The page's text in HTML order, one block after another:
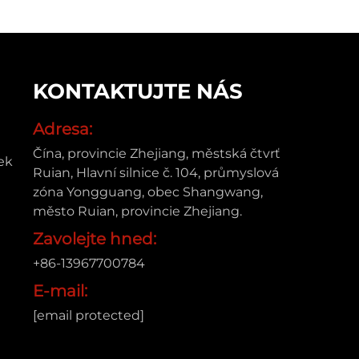
KONTAKTUJTE NÁS
Adresa:
Čína, provincie Zhejiang, městská čtvrť
Ruian, Hlavní silnice č. 104, průmyslová
zóna Yongguang, obec Shangwang,
město Ruian, provincie Zhejiang.
Zavolejte hned:
+86-13967700784
E-mail:
[email protected]